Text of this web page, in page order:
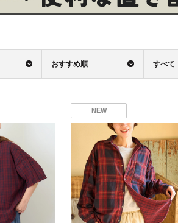
おすすめ順 すべて
NEW